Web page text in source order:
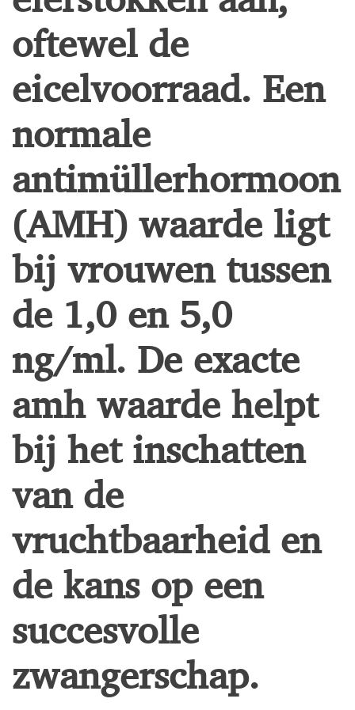
oftewel de
eicelvoorraad. Een
normale
antimüllerhormoon
(AMH) waarde ligt
bij vrouwen tussen
de 1,0 en 5,0
ng/ml. De exacte
amh waardehelpt
bij het inschatten
van de
vruchtbaarheid en
de kans op een
succesvolle
zwangerschap.